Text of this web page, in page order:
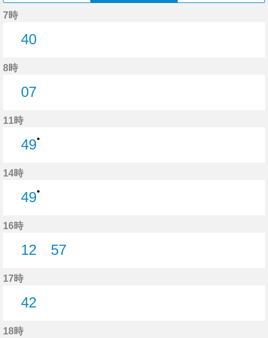
7時
40
8時
07
11時
49●
14時
49●
16時
12
57
17時
42
18時